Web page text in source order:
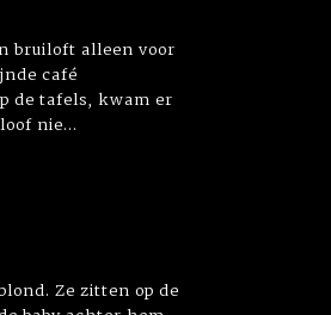
bruiloft alleen voor
café
de tafels, kwam er
nie...
Ze zitten op de